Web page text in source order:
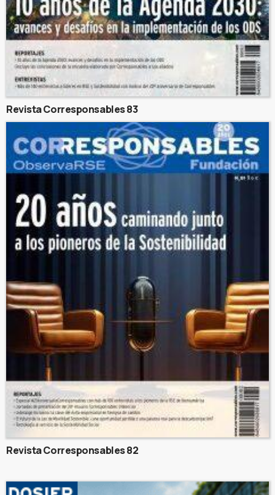
Revista Corresponsables 83
Revista Corresponsables 82